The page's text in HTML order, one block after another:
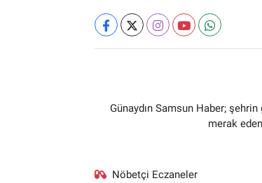
Günaydın Samsun Haber;
merak
Nöbetçi Eczaneler